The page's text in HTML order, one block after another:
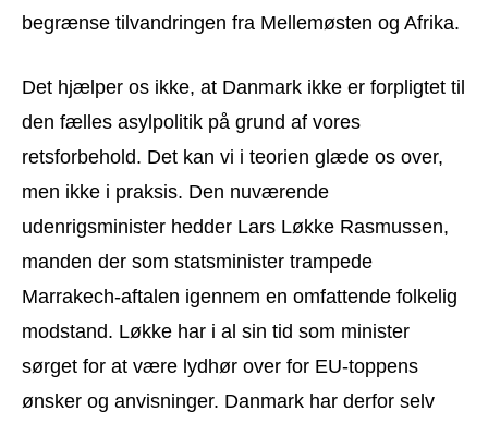
begrænse tilvandringen fra Mellemøsten og Afrika.
Det hjælper os ikke, at Danmark ikke er forpligtet til
den fælles asylpolitik på grund af vores
retsforbehold. Det kan vi i teorien glæde os over,
men ikke i praksis. Den nuværende
udenrigsminister hedder Lars Løkke Rasmussen,
manden der som statsminister trampede
Marrakech-aftalen igennem en omfattende folkelig
modstand. Løkke har i al sin tid som minister
sørget for at være lydhør over for EU-toppens
ønsker og anvisninger. Danmark har derfor selv